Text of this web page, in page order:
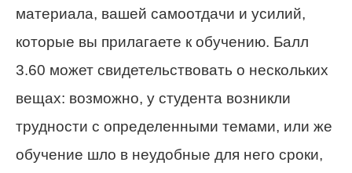
материала, вашей самоотдачи и усилий,
которые вы прилагаете к обучению. Балл
3.60 может свидетельствовать о нескольких
вещах: возможно, у студента возникли
трудности с определенными темами, или же
обучение шло в неудобные для него сроки,